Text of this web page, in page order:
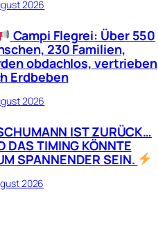
2026
Campi Flegrei: Über 550
230 Familien,
obdachlos, vertrieben
Erdbeben
2026
IST ZURÜCK…
DAS TIMING KÖNNTE
SPANNENDER SEIN.
2026